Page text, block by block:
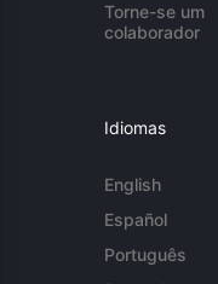
Torne-se um
colaborador
Idiomas
English
Español
Português